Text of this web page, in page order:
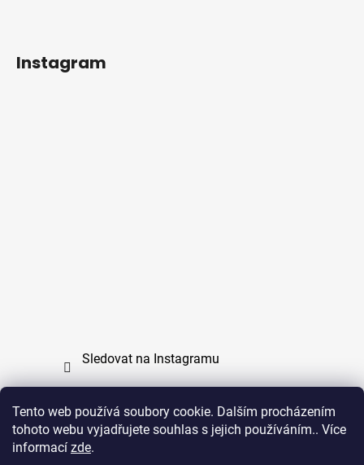
Tento web používá soubory cookie. Dalším procházením
tohoto webu vyjadřujete souhlas s jejich používáním.. Více
informací zde.
Instagram
Sledovat na Instagramu